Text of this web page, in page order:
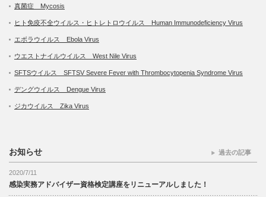
真菌症 Mycosis
ヒト免疫不全ウイルス・ヒトレトロウイルス Human Immunodeficiency Virus
エボラウイルス Ebola Virus
ウエストナイルウイルス West Nile Virus
SFTSウイルス SFTSV Severe Fever with Thrombocytopenia Syndrome Virus
デングウイルス Dengue Virus
ジカウイルス Zika Virus
お知らせ
2020/7/11
感染実務アドバイザー資格検定講座をリニューアルしました！
過去の記事